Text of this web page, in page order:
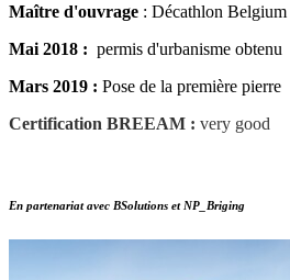
Maître d'ouvrage : Décathlon Belgium
Mai 2018 : permis d'urbanisme obtenu
Mars 2019 : Pose de la première pierre
Certification BREEAM : very good
En partenariat avec BSolutions et NP_Briging